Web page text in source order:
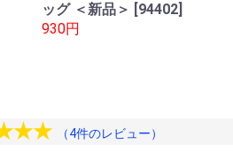
ッグ ＜新品＞ [94402]
930円
（4件のレビュー）